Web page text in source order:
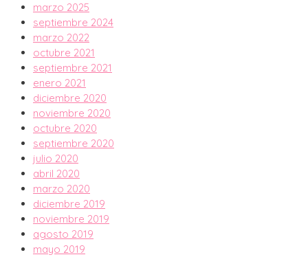
marzo 2025
septiembre 2024
marzo 2022
octubre 2021
septiembre 2021
enero 2021
diciembre 2020
noviembre 2020
octubre 2020
septiembre 2020
julio 2020
abril 2020
marzo 2020
diciembre 2019
noviembre 2019
agosto 2019
mayo 2019